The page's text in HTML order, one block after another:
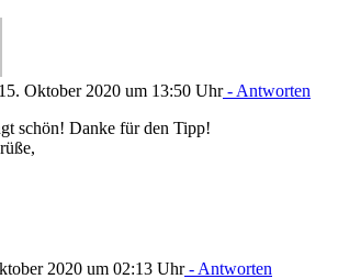
15. Oktober 2020 um 13:50 Uhr- Antworten
schön! Danke für den Tipp!
2020 um 02:13 Uhr- Antworten